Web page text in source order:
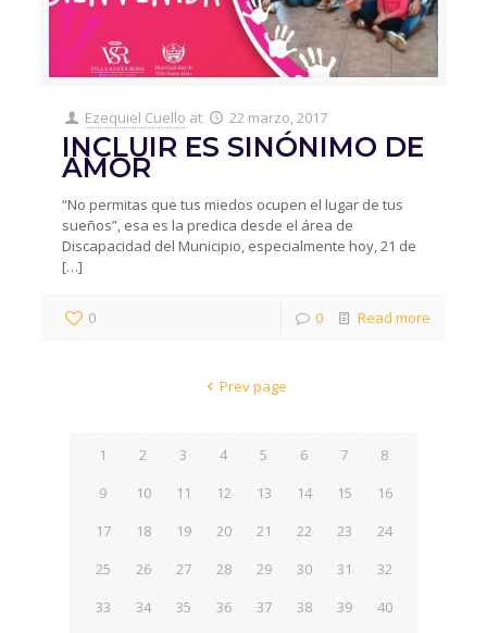
Ezequiel Cuello at 22 marzo, 2017
INCLUIR ES SINÓNIMO DE
AMOR
“No permitas que tus miedos ocupen el lugar de tus
sueños”, esa es la predica desde el área de
Discapacidad del Municipio, especialmente hoy, 21 de
[…]
0 0 Read more
Prev page
1 2 3 4 5 6 7
8
9
10 11 12 13 14 15
16
17
18 19 20 21 22 23
24
25
26 27 28 29 30 31
32
33
34 35 36 37 38 39
40